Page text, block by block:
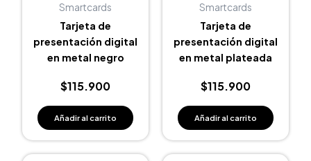
Smartcards
Tarjeta de
presentación digital
en metal negro
$115.900
Añadir al carrito
Smartcards
Tarjeta de
presentación digital
en metal plateada
$115.900
Añadir al carrito